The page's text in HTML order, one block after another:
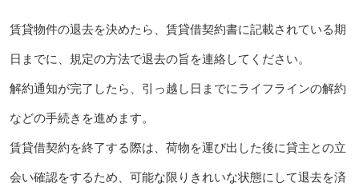
賃貸物件の退去を決めたら、賃貸借契約書に記載されている期
日までに、規定の方法で退去の旨を連絡してください。
解約通知が完了したら、引っ越し日までにライフラインの解約
などの手続きを進めます。
賃貸借契約を終了する際は、荷物を運び出した後に貸主との立
会い確認をするため、可能な限りきれいな状態にして退去を済